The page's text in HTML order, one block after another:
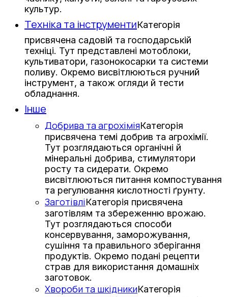
культур.
Техніка та інструментиКатегорія
присвячена садовій та господарській
техніці. Тут представлені мотоблоки,
культиватори, газонокосарки та системи
поливу. Окремо висвітлюються ручний
інструмент, а також огляди й тести
обладнання.
Інше
Добрива та агрохіміяКатегорія
присвячена темі добрив та агрохімії.
Тут розглядаються органічні й
мінеральні добрива, стимулятори
росту та сидерати. Окремо
висвітлюються питання компостування
та регулювання кислотності ґрунту.
ЗаготівліКатегорія присвячена
заготівлям та збереженню врожаю.
Тут розглядаються способи
консервування, заморожування,
сушіння та правильного зберігання
продуктів. Окремо подані рецепти
страв для використання домашніх
заготовок.
Хвороби та шкідникиКатегорія